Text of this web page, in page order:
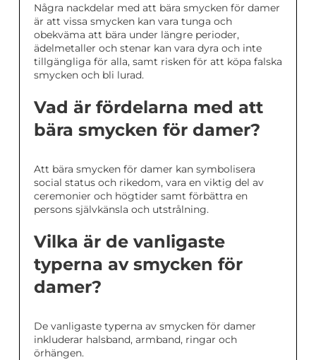
Några nackdelar med att bära smycken för damer
är att vissa smycken kan vara tunga och
obekväma att bära under längre perioder,
ädelmetaller och stenar kan vara dyra och inte
tillgängliga för alla, samt risken för att köpa falska
smycken och bli lurad.
Vad är fördelarna med att
bära smycken för damer?
Att bära smycken för damer kan symbolisera
social status och rikedom, vara en viktig del av
ceremonier och högtider samt förbättra en
persons självkänsla och utstrålning.
Vilka är de vanligaste
typerna av smycken för
damer?
De vanligaste typerna av smycken för damer
inkluderar halsband, armband, ringar och
örhängen.